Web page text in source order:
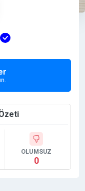
OLUMSUZ
0